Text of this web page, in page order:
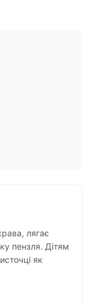
лягає
пензля. Дітям
як